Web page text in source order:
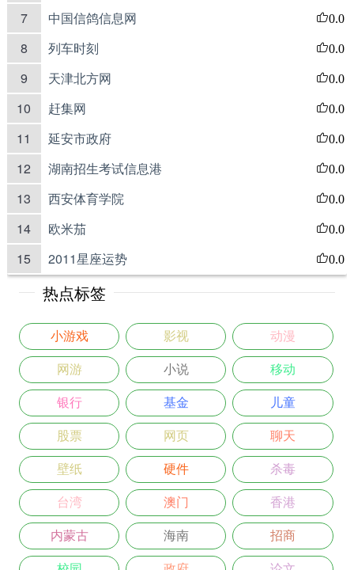
7 中国信鸽信息网 0.0
8 列车时刻 0.0
9 天津北方网 0.0
10 赶集网 0.0
11 延安市政府 0.0
12 湖南招生考试信息港 0.0
13 西安体育学院 0.0
14 欧米茄 0.0
15 2011星座运势 0.0
热点标签
小游戏 影视 动漫
网游 小说 移动
银行 基金 儿童
股票 网页 聊天
壁纸 硬件 杀毒
台湾 澳门 香港
内蒙古 海南 招商